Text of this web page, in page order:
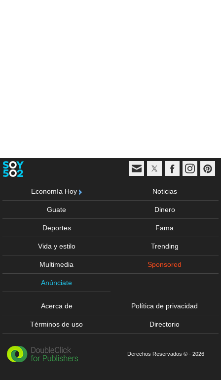
Economía Hoy Noticias
Guate Dinero
Deportes Fama
Vida y estilo Trending
Multimedia Sponsored
Anúnciate
Acerca de Política de privacidad
Términos de uso Directorio
Derechos Reservados © - 2026